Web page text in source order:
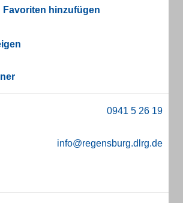
Favoriten hinzufügen
info@regensburg.dlrg.de